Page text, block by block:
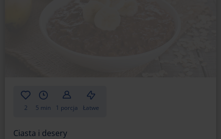
2 5 min 1 porcja Łatwe
Ciasta i desery